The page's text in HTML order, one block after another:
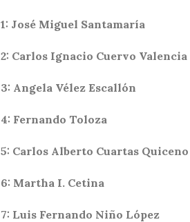
1: José Miguel Santamaría
2: Carlos Ignacio Cuervo Valencia
3: Angela Vélez Escallón
4: Fernando Toloza
5: Carlos Alberto Cuartas Quiceno
6: Martha I. Cetina
7: Luis Fernando Niño López